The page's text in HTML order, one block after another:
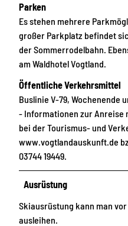
Parken
Es stehen mehrere
großer Parkplatz befindet
der Sommerrodelbahn.
am Waldhotel Vogtland.
Öffentliche Verkehrsmittel
Buslinie V-79, Wochenende
- Informationen zur Anreise
bei der Tourismus- und
www.vogtlandauskunft.de
03744 19449.
Ausrüstung
Skiausrüstung kann man
ausleihen.